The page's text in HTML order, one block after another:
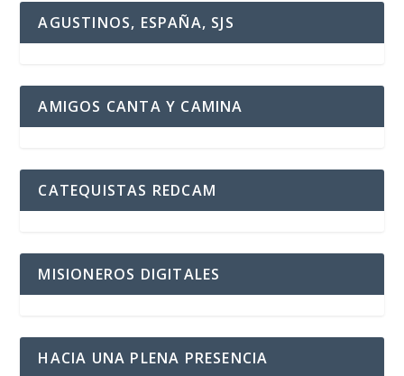
AGUSTINOS, ESPAÑA, SJS
AMIGOS CANTA Y CAMINA
CATEQUISTAS REDCAM
MISIONEROS DIGITALES
HACIA UNA PLENA PRESENCIA